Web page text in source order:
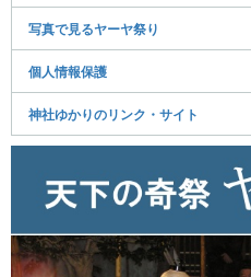
写真で見るヤーヤ祭り
個人情報保護
神社ゆかりのリンク・サイト